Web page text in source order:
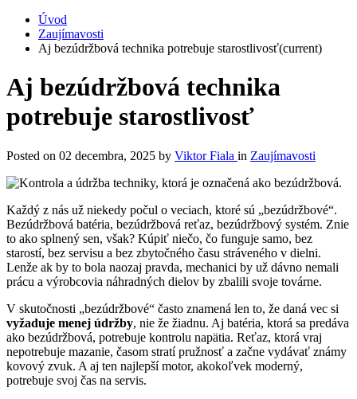
Úvod
Zaujímavosti
Aj bezúdržbová technika potrebuje starostlivosť(current)
Aj bezúdržbová technika
potrebuje starostlivosť
Posted on 02 decembra, 2025 by Viktor Fiala in Zaujímavosti
Každý z nás už niekedy počul o veciach, ktoré sú „bezúdržbové“.
Bezúdržbová batéria, bezúdržbová reťaz, bezúdržbový systém. Znie
to ako splnený sen, však? Kúpiť niečo, čo funguje samo, bez
starostí, bez servisu a bez zbytočného času stráveného v dielni.
Lenže ak by to bola naozaj pravda, mechanici by už dávno nemali
prácu a výrobcovia náhradných dielov by zbalili svoje továrne.
V skutočnosti „bezúdržbové“ často znamená len to, že daná vec si
vyžaduje menej údržby, nie že žiadnu. Aj batéria, ktorá sa predáva
ako bezúdržbová, potrebuje kontrolu napätia. Reťaz, ktorá vraj
nepotrebuje mazanie, časom stratí pružnosť a začne vydávať známy
kovový zvuk. A aj ten najlepší motor, akokoľvek moderný,
potrebuje svoj čas na servis.